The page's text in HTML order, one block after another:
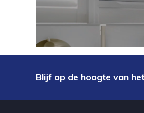
Blijf op de hoogte van